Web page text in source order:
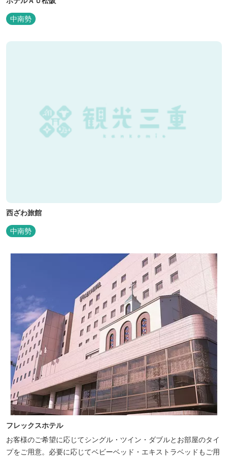
中南勢
西ざわ旅館
中南勢
フレックスホテル
お客様のご希望に応じてシングル・ツイン・ダブルとお部屋のタイ
プをご用意。必要に応じてベビーベッド・エキストラベッドもご用